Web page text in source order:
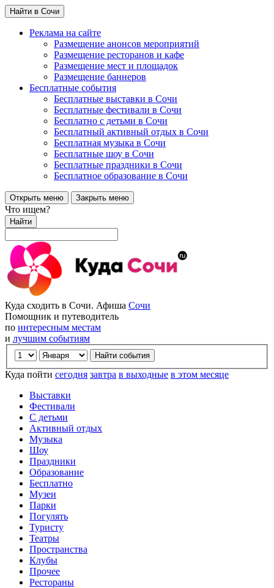
Найти в Сочи
Реклама на сайте
Размещение анонсов мероприятий
Размещение ресторанов и кафе
Размещение мест и площадок
Размещение баннеров
Бесплатные события
Бесплатные выставки в Сочи
Бесплатные фестивали в Сочи
Бесплатно с детьми в Сочи
Бесплатный активный отдых в Сочи
Бесплатная музыка в Сочи
Бесплатные шоу в Сочи
Бесплатные праздники в Сочи
Бесплатное образование в Сочи
Открыть меню Закрыть меню
Что ищем?
Найти
Куда сходить в Сочи. Афиша Сочи
Помощник и путеводитель
по интересным местам
и лучшим событиям
Куда пойти сегодня завтра в выходные в этом месяце
Выставки
Фестивали
С детьми
Активный отдых
Музыка
Шоу
Праздники
Образование
Бесплатно
Музеи
Парки
Погулять
Туристу
Театры
Пространства
Клубы
Прочее
Рестораны